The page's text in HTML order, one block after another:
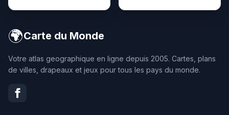
🌍Carte du Monde
Votre atlas geographique en ligne depuis 2005. Cartes, plans
de villes, drapeaux et jeux pour tous les pays du monde.